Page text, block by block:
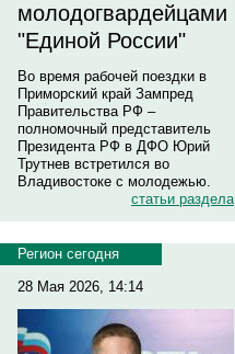
молодогвардейцами
"Единой России"
Во время рабочей поездки в
Приморский край Зампред
Правительства РФ –
полномочный представитель
Президента РФ в ДФО Юрий
Трутнев встретился во
Владивостоке с молодежью.
статьи раздела
Регион сегодня
28 Мая 2026, 14:14